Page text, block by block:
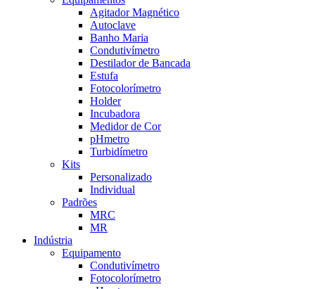
Agitador Magnético
Autoclave
Banho Maria
Condutivímetro
Destilador de Bancada
Estufa
Fotocolorímetro
Holder
Incubadora
Medidor de Cor
pHmetro
Turbidímetro
Kits
Personalizado
Individual
Padrões
MRC
MR
Indústria
Equipamento
Condutivímetro
Fotocolorímetro